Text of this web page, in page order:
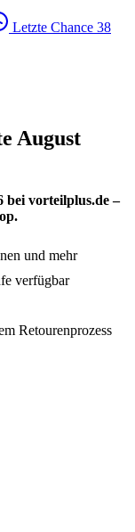
Letzte Chance 38
August
bei vorteilplus.de –
und mehr
verfügbar
Retourenprozess